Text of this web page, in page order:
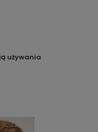
używania